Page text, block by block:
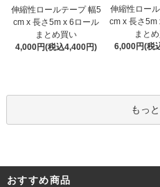
伸縮性ロールテープ 幅5
cm x 長さ5m x 6ロール
まとめ買い
4,000円(税込4,400円)
伸縮性ロー
cm x 長さ5m
まと
6,000円(税
もっ
おすすめ商品